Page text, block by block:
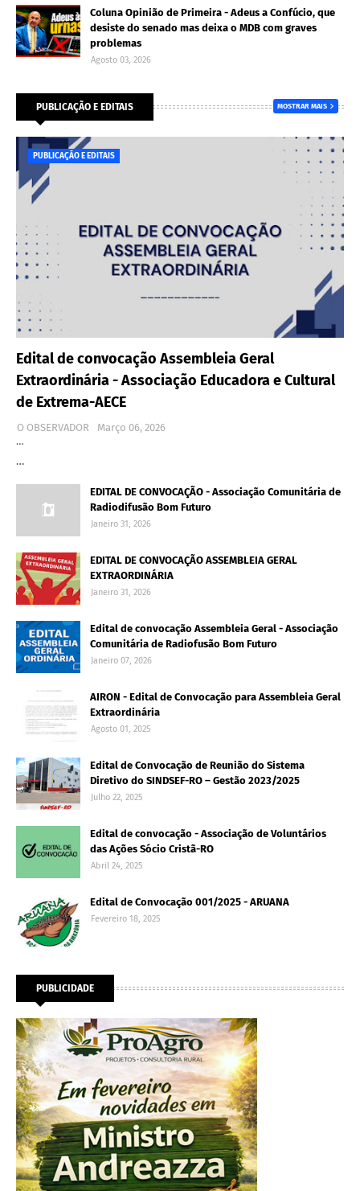
Coluna Opinião de Primeira - Adeus a Confúcio, que
desiste do senado mas deixa o MDB com graves
problemas
Agosto 03, 2026
PUBLICAÇÃO E EDITAIS MOSTRAR MAIS
PUBLICAÇÃO E EDITAIS
Edital de convocação Assembleia Geral
Extraordinária - Associação Educadora e Cultural
de Extrema-AECE
O OBSERVADOR
Março 06, 2026
…
…
EDITAL DE CONVOCAÇÃO - Associação Comunitária de
Radiodifusão Bom Futuro
Janeiro 31, 2026
EDITAL DE CONVOCAÇÃO ASSEMBLEIA GERAL
EXTRAORDINÁRIA
Janeiro 31, 2026
Edital de convocação Assembleia Geral - Associação
Comunitária de Radiofusão Bom Futuro
Janeiro 07, 2026
AIRON - Edital de Convocação para Assembleia Geral
Extraordinária
Agosto 01, 2025
Edital de Convocação de Reunião do Sistema
Diretivo do SINDSEF-RO – Gestão 2023/2025
Julho 22, 2025
Edital de convocação - Associação de Voluntários
das Ações Sócio Cristã-RO
Abril 24, 2025
Edital de Convocação 001/2025 - ARUANA
Fevereiro 18, 2025
PUBLICIDADE